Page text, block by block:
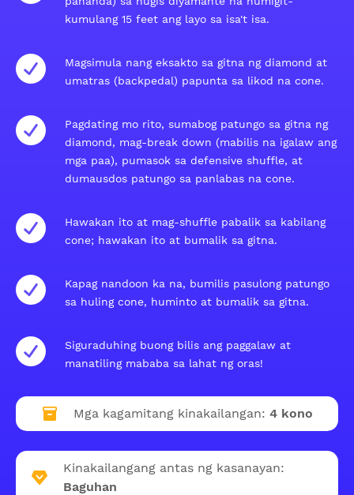
kumulang 15 feet ang layo sa isa't isa.
Magsimula nang eksakto sa gitna ng diamond at
umatras (backpedal) papunta sa likod na cone.
Pagdating mo rito, sumabog patungo sa gitna ng
diamond, mag-break down (mabilis na igalaw ang
mga paa), pumasok sa defensive shuffle, at
dumausdos patungo sa panlabas na cone.
Hawakan ito at mag-shuffle pabalik sa kabilang
cone; hawakan ito at bumalik sa gitna.
Kapag nandoon ka na, bumilis pasulong patungo
sa huling cone, huminto at bumalik sa gitna.
Siguraduhing buong bilis ang paggalaw at
manatiling mababa sa lahat ng oras!
Mga kagamitang kinakailangan: 4 kono
Kinakailangang antas ng kasanayan:
Baguhan